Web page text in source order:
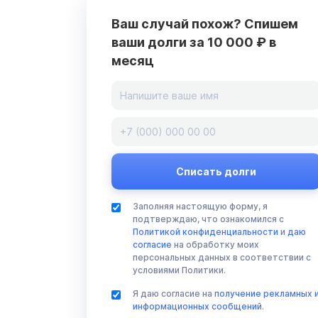
Ваш случай похож? Спишем
ваши долги за 10 000 ₽ в
месяц
Заполняя настоящую форму, я
подтверждаю, что ознакомился с
Политикой конфиденциальности и даю
согласие на обработку моих
персональных данных в соответствии с
условиями Политики.
Я даю согласие на получение рекламных
информационных сообщений.